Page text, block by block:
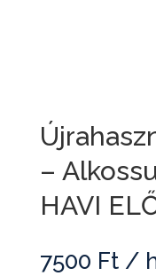
–
HAVI
7500 Ft /